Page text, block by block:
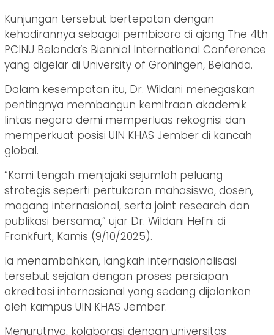
Kunjungan tersebut bertepatan dengan
kehadirannya sebagai pembicara di ajang The 4th
PCINU Belanda’s Biennial International Conference
yang digelar di University of Groningen, Belanda.
Dalam kesempatan itu, Dr. Wildani menegaskan
pentingnya membangun kemitraan akademik
lintas negara demi memperluas rekognisi dan
memperkuat posisi UIN KHAS Jember di kancah
global.
“Kami tengah menjajaki sejumlah peluang
strategis seperti pertukaran mahasiswa, dosen,
magang internasional, serta joint research dan
publikasi bersama,” ujar Dr. Wildani Hefni di
Frankfurt, Kamis (9/10/2025).
Ia menambahkan, langkah internasionalisasi
tersebut sejalan dengan proses persiapan
akreditasi internasional yang sedang dijalankan
oleh kampus UIN KHAS Jember.
Menurutnya, kolaborasi dengan universitas